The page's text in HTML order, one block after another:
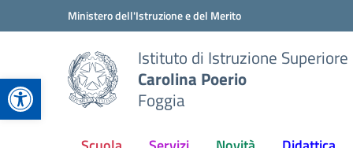
Apri la barra degli strumenti
Vai ai contenuti
Vai al menu di navigazioneMinistero dell'Istruzione e del Merito
Istituto di Istruzione Superiore
Carolina Poerio
Foggia